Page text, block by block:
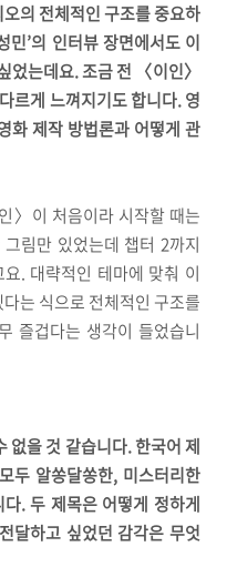
의 전체적인 구조를 중요하
민’의 인터뷰 장면에서도 이
었는데요. 조금 전 〈이인〉
르게 느껴지기도 합니다. 영
화 제작 방법론과 어떻게 관
〉이 처음이라 시작할 때는
림만 있었는데 챕터 2까지
. 대략적인 테마에 맞춰 이
는 식으로 전체적인 구조를
즐겁다는 생각이 들었습니
없을 것 같습니다. 한국어 제
두 알쏭달쏭한, 미스터리한
. 두 제목은 어떻게 정하게
달하고 싶었던 감각은 무엇